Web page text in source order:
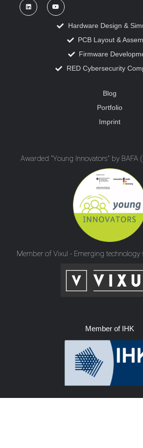
Hardware Design &
PCB Layout &
Firmware
RED Cybersecurity
Blog
Portfolio
Imprint
Awarded "Young Innovators" by BAFA
Member of Vixul - Emerging technology
Member of IHK